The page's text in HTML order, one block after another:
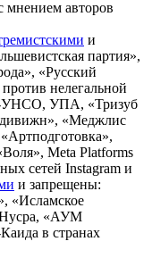
мнением авторов
и
партия»,
«Русский
нелегальной
УНСО, УПА, «Тризуб
«Меджлис
Meta Platforms
сетей Instagram и
и запрещены:
«Исламское
Нусра, «АУМ
в странах